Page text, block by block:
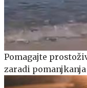
Pomagajte
zaradi